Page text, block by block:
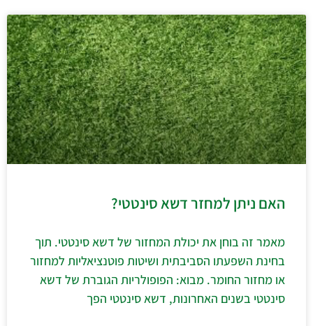
האם ניתן למחזר דשא סינטטי?
מאמר זה בוחן את יכולת המחזור של דשא סינטטי. תוך
בחינת השפעתו הסביבתית ושיטות פוטנציאליות למחזור
או מחזור החומר. מבוא: הפופולריות הגוברת של דשא
סינטטי בשנים האחרונות, דשא סינטטי הפך